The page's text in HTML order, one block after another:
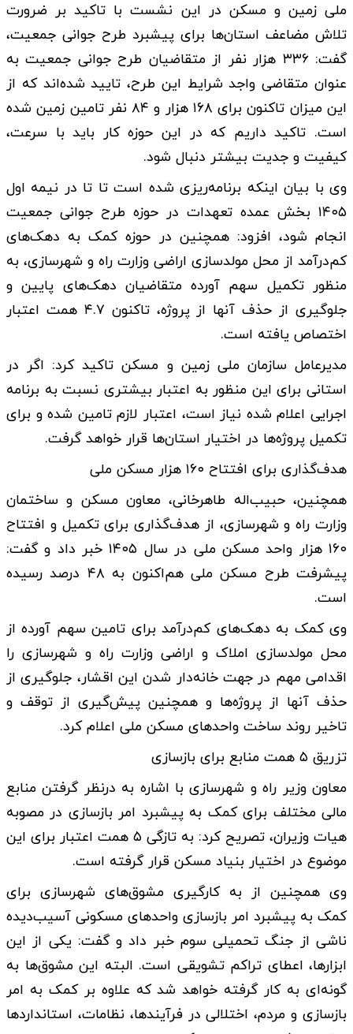
ملی زمین و مسکن در این نشست با تاکید بر ضرورت
تلاش مضاعف استان‌ها برای پیشبرد طرح جوانی جمعیت،
گفت: ۳۳۶ هزار نفر از متقاضیان طرح جوانی جمعیت به
عنوان متقاضی واجد شرایط این طرح، تایید شده‌اند که از
این میزان تاکنون برای ۱۶۸ هزار و ۸۴ نفر تامین زمین شده
است. تاکید داریم که در این حوزه کار باید با سرعت،
کیفیت و جدیت بیشتر دنبال شود.
وی با بیان اینکه برنامه‌ریزی شده است تا تا در نیمه اول
۱۴۰۵ بخش عمده تعهدات در حوزه طرح جوانی جمعیت
انجام شود، افزود: همچنین در حوزه کمک به دهک‌های
کم‌درآمد از محل مولدسازی اراضی وزارت راه و شهرسازی، به
منظور تکمیل سهم آورده متقاضیان دهک‌های پایین و
جلوگیری از حذف آنها از پروژه، تاکنون ۴.۷ همت اعتبار
اختصاص یافته است.
مدیرعامل سازمان ملی زمین و مسکن تاکید کرد: اگر در
استانی برای این منظور به اعتبار بیشتری نسبت به برنامه
اجرایی اعلام شده نیاز است، اعتبار لازم تامین شده و برای
تکمیل پروژه‌ها در اختیار استان‌ها قرار خواهد گرفت.
هدف‌گذاری برای افتتاح ۱۶۰ هزار مسکن ملی
همچنین، حبیب‌اله طاهرخانی، معاون مسکن و ساختمان
وزارت راه و شهرسازی، از هدف‌گذاری برای تکمیل و افتتاح
۱۶۰ هزار واحد مسکن ملی در سال ۱۴۰۵ خبر داد و گفت:
پیشرفت طرح مسکن ملی هم‌اکنون به ۴۸ درصد رسیده
است.
وی کمک به دهک‌های کم‌درآمد برای تامین سهم آورده از
محل مولدسازی املاک و اراضی وزارت راه و شهرسازی را
اقدامی مهم در جهت خانه‌دار شدن این اقشار، جلوگیری از
حذف آنها از پروژه‌ها و همچنین پیش‌گیری از توقف و
تاخیر روند ساخت واحد‌های مسکن ملی اعلام کرد.
تزریق ۵ همت منابع برای بازسازی
معاون وزیر راه و شهرسازی با اشاره به درنظر گرفتن منابع
مالی مختلف برای کمک به پیشبرد امر بازسازی در مصوبه
هیات وزیران، تصریح کرد: به تازگی ۵ همت اعتبار برای این
موضوع در اختیار بنیاد مسکن قرار گرفته است.
وی همچنین از به کارگیری مشوق‌های شهرسازی برای
کمک به پیشبرد امر بازسازی واحد‌های مسکونی آسیب‌دیده
ناشی از جنگ تحمیلی سوم خبر داد و گفت: یکی از این
ابزارها، اعطای تراکم تشویقی است. البته این مشوق‌ها به
گونه‌ای به کار گرفته خواهد شد که علاوه بر کمک به امر
بازسازی و مردم، اختلالی در فرآیندها، نظامات، استاندارد‌ها